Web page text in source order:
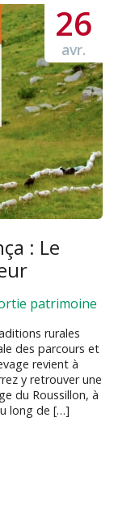
26
avr.
: Le
patrimoine
rurales
des parcours et
revient à
y retrouver une
du Roussillon, à
long de […]